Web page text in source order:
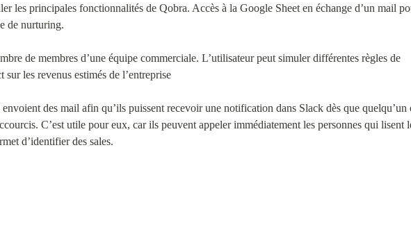
les principales fonctionnalités de Qobra. Accès à la Google Sheet en échange d’un mail
de nurturing.
de membres d’une équipe commerciale. L’utilisateur peut simuler différentes règles de
les revenus estimés de l’entreprise
des mail afin qu’ils puissent recevoir une notification dans Slack dès que quelqu’un
C’est utile pour eux, car ils peuvent appeler immédiatement les personnes qui lisent
d’identifier des sales.